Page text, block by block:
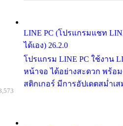
LINE PC (โปรแกรมแชท
ได้เอง) 26.2.0
โปรแกรม LINE PC ใช้งาน
หน้าจอ ได้อย่างสะดวก พร้อ
สติกเกอร์ มีการอัปเดตสม่ำเส